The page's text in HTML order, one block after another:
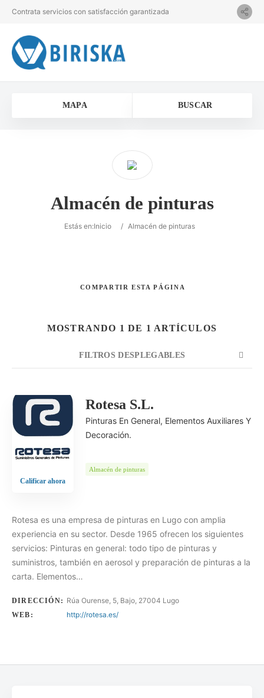
Contrata servicios con satisfacción garantizada
MAPA BUSCAR
Buscar
Almacén de pinturas
Estás en:Inicio / Almacén de pinturas
COMPARTIR ESTA PÁGINA
MOSTRANDO 1 DE 1 ARTÍCULOS
FILTROS DESPLEGABLES
CUENTA
Calificar ahora
Rotesa S.L.
Pinturas En General, Elementos Auxiliares Y
Decoración.
Almacén de pinturas
Rotesa es una empresa de pinturas en Lugo con amplia
experiencia en su sector. Desde 1965 ofrecen los siguientes
servicios: Pinturas en general: todo tipo de pinturas y
suministros, también en aerosol y preparación de pinturas a la
carta. Elementos…
DIRECCIÓN: Rúa Ourense, 5, Bajo, 27004 Lugo
WEB: http://rotesa.es/